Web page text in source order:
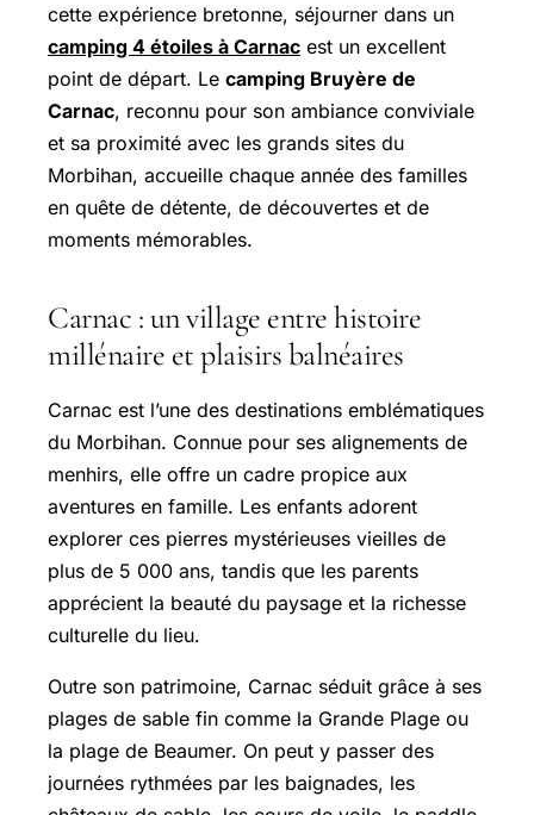
cette expérience bretonne, séjourner dans un
camping 4 étoiles à Carnac est un excellent
point de départ. Le camping Bruyère de
Carnac, reconnu pour son ambiance conviviale
et sa proximité avec les grands sites du
Morbihan, accueille chaque année des familles
en quête de détente, de découvertes et de
moments mémorables.
Carnac : un village entre histoire
millénaire et plaisirs balnéaires
Carnac est l’une des destinations emblématiques
du Morbihan. Connue pour ses alignements de
menhirs, elle offre un cadre propice aux
aventures en famille. Les enfants adorent
explorer ces pierres mystérieuses vieilles de
plus de 5 000 ans, tandis que les parents
apprécient la beauté du paysage et la richesse
culturelle du lieu.
Outre son patrimoine, Carnac séduit grâce à ses
plages de sable fin comme la Grande Plage ou
la plage de Beaumer. On peut y passer des
journées rythmées par les baignades, les